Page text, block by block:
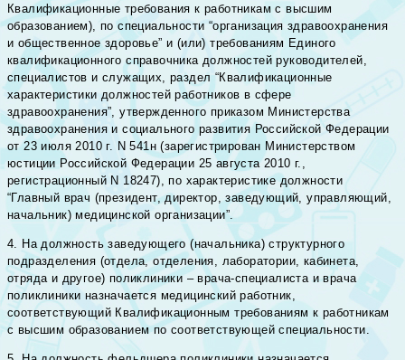
Квалификационные требования к работникам с высшим
образованием), по специальности “организация здравоохранения
и общественное здоровье” и (или) требованиям Единого
квалификационного справочника должностей руководителей,
специалистов и служащих, раздел “Квалификационные
характеристики должностей работников в сфере
здравоохранения”, утвержденного приказом Министерства
здравоохранения и социального развития Российской Федерации
от 23 июля 2010 г. N 541н (зарегистрирован Министерством
юстиции Российской Федерации 25 августа 2010 г.,
регистрационный N 18247), по характеристике должности
“Главный врач (президент, директор, заведующий, управляющий,
начальник) медицинской организации”.
4. На должность заведующего (начальника) структурного
подразделения (отдела, отделения, лаборатории, кабинета,
отряда и другое) поликлиники – врача-специалиста и врача
поликлиники назначается медицинский работник,
соответствующий Квалификационным требованиям к работникам
с высшим образованием по соответствующей специальности.